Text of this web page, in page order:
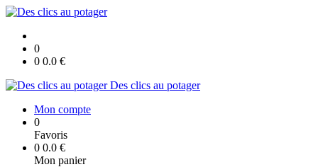
0
0 0.0 €
Des clics au potager
Mon compte
0
Favoris
0 0.0 €
Mon panier